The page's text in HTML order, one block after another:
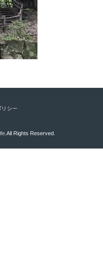
リシー
.All Rights Reserved.